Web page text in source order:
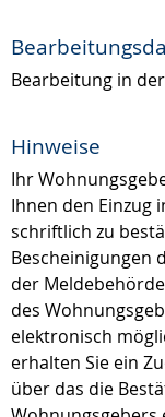
Bearbeitung in
Hinweise
Ihr
Ihnen den Einzug
schriftlich zu
Bescheinigungen
der
des
elektronisch
erhalten Sie ein
über das die